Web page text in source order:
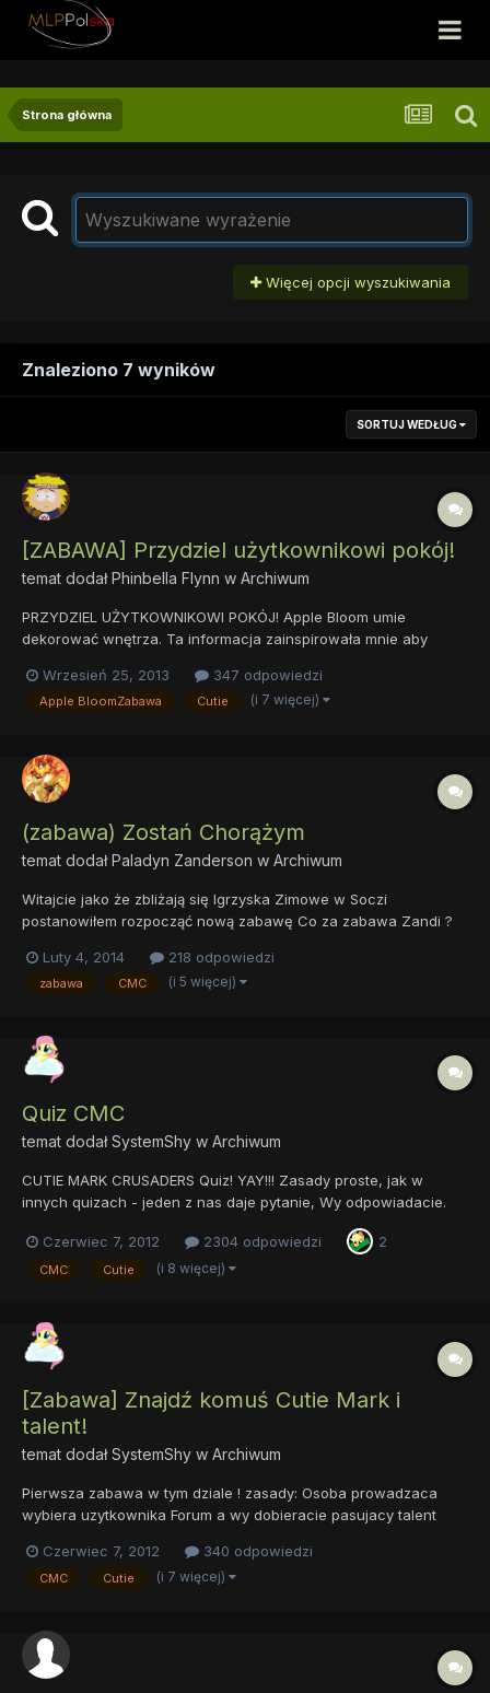
Strona główna
Więcej opcji wyszukiwania
Znaleziono 7 wyników
SORTUJ WEDŁUG
[ZABAWA] Przydziel użytkownikowi pokój!
temat dodałPhinbella Flynn w Archiwum
PRZYDZIEL UŻYTKOWNIKOWI POKÓJ! Apple Bloom umie
dekorować wnętrza. Ta informacja zainspirowała mnie aby
(prawie wszystkimi) awatarami CMC postanowiliśmy dodać tego
typu post. Przejdźmy od razu do rzeczy. Zasady: Daje wam jakiś
Wrzesień 25, 2013 347 odpowiedzi
Apple BloomZabawa Cutie (i 7 więcej)
(zabawa) Zostań Chorążym
temat dodałPaladyn Zanderson w Archiwum
Witajcie jako że zbliżają się Igrzyska Zimowe w Soczi
postanowiłem rozpocząć nową zabawę Co za zabawa Zandi ?
Spoko loko to Babs, ta zabawa się spodoba, bo każdy lubi być
chorążym Choro..czym ? Nie rozumiem ? Chorąży to osoba, lu...
Luty 4, 2014 218 odpowiedzi
zabawa CMC (i 5 więcej)
Quiz CMC
temat dodałSystemShy w Archiwum
CUTIE MARK CRUSADERS Quiz! YAY!!! Zasady proste, jak w
innych quizach - jeden z nas daje pytanie, Wy odpowiadacie.
oraz kto im go podarował? Pora na podsumowanie Waszych
starań i sprawdzenie wyników najaktywniejszych userów w
Czerwiec 7, 2012 2304 odpowiedzi 2
CMC Cutie (i 8 więcej)
[Zabawa] Znajdź komuś Cutie Mark i
talent!
temat dodałSystemShy w Archiwum
Pierwsza zabawa w tym dziale ! zasady: Osoba prowadzaca
wybiera uzytkownika Forum a wy dobieracie pasujacy talent
talentem i znaczkiem?
Czerwiec 7, 2012 340 odpowiedzi
CMC Cutie (i 7 więcej)